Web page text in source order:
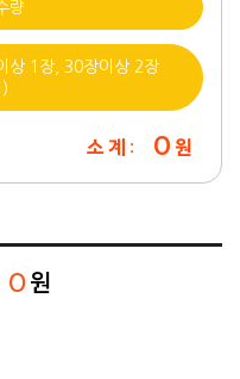
량
1장, 30장이상 2장
소 계 : 0원
0원